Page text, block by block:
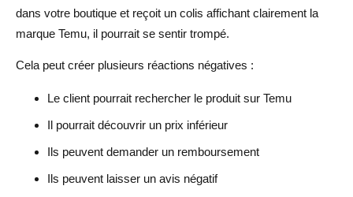
dans votre boutique et reçoit un colis affichant clairement la
marque Temu, il pourrait se sentir trompé.
Cela peut créer plusieurs réactions négatives :
Le client pourrait rechercher le produit sur Temu
Il pourrait découvrir un prix inférieur
Ils peuvent demander un remboursement
Ils peuvent laisser un avis négatif